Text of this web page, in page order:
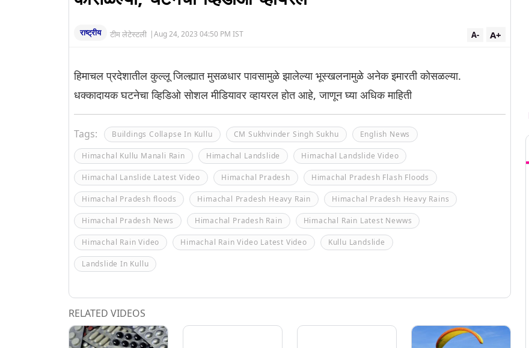
राष्ट्रीय टीम लेटेस्टली |Aug 24, 2023 04:50 PM IST A+
A-
हिमाचल प्रदेशातील कुल्लू जिल्ह्यात मुसळधार पावसामुळे झालेल्या भूस्खलनामुळे अनेक इमारती कोसळल्या.
धक्कादायक घटनेचा व्हिडिओ सोशल मीडियावर व्हायरल होत आहे, जाणून घ्या अधिक माहिती
Tags: Buildings Collapse In Kullu CM Sukhvinder Singh Sukhu English News
Himachal Kullu Manali Rain Himachal Landslide Himachal Landslide Video
Himachal Lanslide Latest Video Himachal Pradesh Himachal Pradesh Flash Floods
Himachal Pradesh floods Himachal Pradesh Heavy Rain Himachal Pradesh Heavy Rains
Himachal Pradesh News Himachal Pradesh Rain Himachal Rain Latest Newws
Himachal Rain Video Himachal Rain Video Latest Video Kullu Landslide
Landslide In Kullu
RELATED VIDEOS